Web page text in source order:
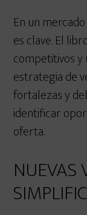
En un
es clave. El
competitivos
estrategia de
fortalezas y
identificar
oferta.
NUEVAS